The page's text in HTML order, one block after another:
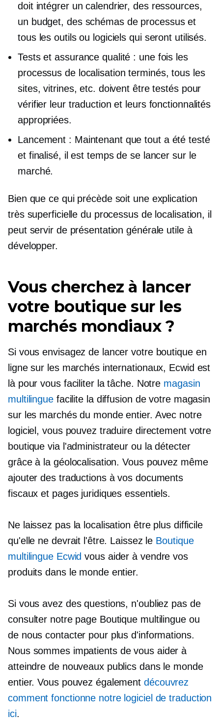
doit intégrer un calendrier, des ressources,
un budget, des schémas de processus et
tous les outils ou logiciels qui seront utilisés.
Tests et assurance qualité : une fois les
processus de localisation terminés, tous les
sites, vitrines, etc. doivent être testés pour
vérifier leur traduction et leurs fonctionnalités
appropriées.
Lancement : Maintenant que tout a été testé
et finalisé, il est temps de se lancer sur le
marché.
Bien que ce qui précède soit une explication
très superficielle du processus de localisation, il
peut servir de présentation générale utile à
développer.
Vous cherchez à lancer
votre boutique sur les
marchés mondiaux ?
Si vous envisagez de lancer votre boutique en
ligne sur les marchés internationaux, Ecwid est
là pour vous faciliter la tâche. Notre magasin
multilinguefacilite la diffusion de votre magasin
sur les marchés du monde entier. Avec notre
logiciel, vous pouvez traduire directement votre
boutique via l'administrateur ou la détecter
grâce à la géolocalisation. Vous pouvez même
ajouter des traductions à vos documents
fiscaux et pages juridiques essentiels.
Ne laissez pas la localisation être plus difficile
qu'elle ne devrait l'être. Laissez le Boutique
multilingue Ecwid vous aider à vendre vos
produits dans le monde entier.
Si vous avez des questions, n'oubliez pas de
consulter notre page Boutique multilingue ou
de nous contacter pour plus d'informations.
Nous sommes impatients de vous aider à
atteindre de nouveaux publics dans le monde
entier. Vous pouvez également découvrez
comment fonctionne notre logiciel de traduction
ici.